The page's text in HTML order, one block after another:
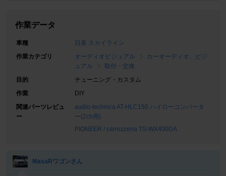
作業データ
車種
日産 スカイライン
作業カテゴリ
オーディオビジュアル
カーオーディオ、ビジ
ュアル
取付・交換
目的
チューニング・カスタム
作業
DIY
関連パーツレビュ
ー
audio-technica AT-HLC150 ハイローコンバータ
ー(2ch用)
PIONEER / carrozzeria TS-WX400DA
MasaRワゴンさん